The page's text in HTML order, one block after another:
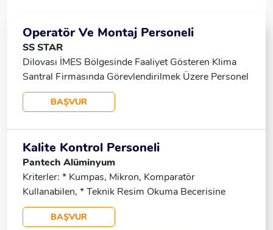
Operatör Ve Montaj Personeli
SS STAR
Dilovası İMES Bölgesinde Faaliyet Gösteren Klima
Santral Firmasında Görevlendirilmek Üzere Personel
Alımı Yapılacaktır. ÇALIŞMA ŞARTLARI • 07:00 –
17:00 • Tek Vardiya • Cumartesi – Pazar Tatil
POZİSYONLAR • Elektrik Montaj Personeli • Mekanik
Montaj Personeli • Komponent Montaj Personeli •
Prima Power Operatörü • Abkant Operatörü •
Kanban-Eşleme Personeli SOSYAL HAKLAR • Ocak
Ayında Yılbaşı Ödemesi, • Ramazan Bayramı’nda
Market Kartı, • Kurban Bayramı’nda Ek Ödeme, •
BAŞVUR
Kalite Kontrol Personeli
Pantech Alüminyum
Kriterler: * Kumpas, Mikron, Komparatör
Kullanabilen, * Teknik Resim Okuma Becerisine
Sahip, * Takım Çalışmasına Yatkın, * Erkek Adaylar
Için Askerliğini Tamamlamış, * En Az Meslek Lisesi
BAŞVUR